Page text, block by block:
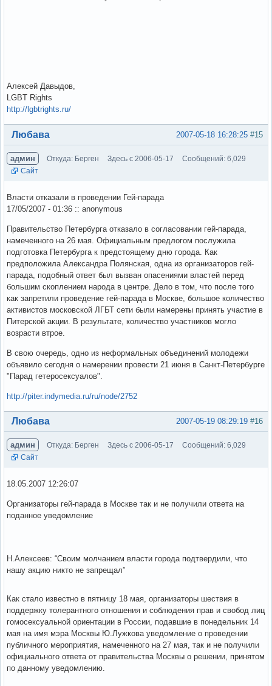
Алексей Давыдов,
LGBT Rights
http://lgbtrights.ru/
Вне форума #15
2007-05-18 16:28:25
Любава
админ Откуда: Берген Здесь с 2006-05-17
Сообщений: 6,029
Сайт
Власти отказали в проведении Гей-парада
17/05/2007 - 01:36 :: anonymous
Правительство Петербурга отказало в согласовании гей-парада,
намеченного на 26 мая. Официальным предлогом послужила
подготовка Петербурга к предстоящему дню города. Как
предположила Александра Полянская, одна из организаторов гей-
парада, подобный ответ был вызван опасениями властей перед
большим скоплением народа в центре. Дело в том, что после того
как запретили проведение гей-парада в Москве, большое количество
активистов московской ЛГБТ сети были намерены принять участие в
Питерской акции. В результате, количество участников могло
возрасти втрое.
В свою очередь, одно из неформальных объединений молодежи
объявило сегодня о намерении провести 21 июня в Санкт-Петербурге
"Парад гетеросексуалов".
http://piter.indymedia.ru/ru/node/2752
Вне форума #16
2007-05-19 08:29:19
Любава
админ Откуда: Берген Здесь с 2006-05-17
Сообщений: 6,029
Сайт
18.05.2007 12:26:07
Организаторы гей-парада в Москве так и не получили ответа на
поданное уведомление
Н.Алексеев: “Своим молчанием власти города подтвердили, что
нашу акцию никто не запрещал”
Как стало известно в пятницу 18 мая, организаторы шествия в
поддержку толерантного отношения и соблюдения прав и свобод лиц
гомосексуальной ориентации в России, подавшие в понедельник 14
мая на имя мэра Москвы Ю.Лужкова уведомление о проведении
публичного мероприятия, намеченного на 27 мая, так и не получили
официального ответа от правительства Москвы о решении, принятом
по данному уведомлению.